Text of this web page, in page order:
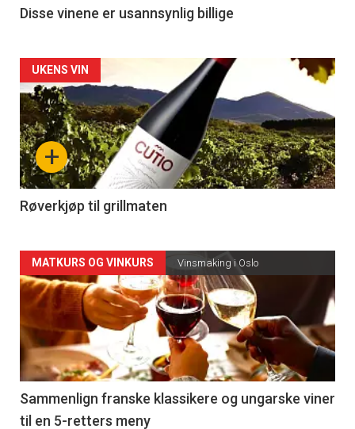
3
Disse vinene er usannsynlig billige
Forsiden
akkurat
nå
-
4
+
UKENS VIN
Røverkjøp til grillmaten
Forsiden
akkurat
nå
-
5
MATKURS OG VINKURS Vinsmaking i Oslo
Sammenlign franske klassikere og ungarske viner
til en 5-retters meny